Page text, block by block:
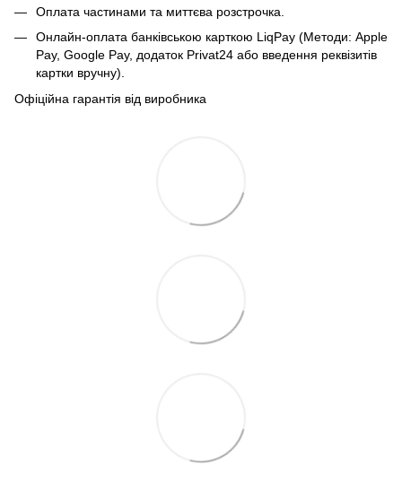
Оплата частинами та миттєва розстрочка.
Онлайн-оплата банківською карткою LiqPay (Методи: Apple
Pay, Google Pay, додаток Privat24 або введення реквізитів
картки вручну).
Офіційна гарантія від виробника